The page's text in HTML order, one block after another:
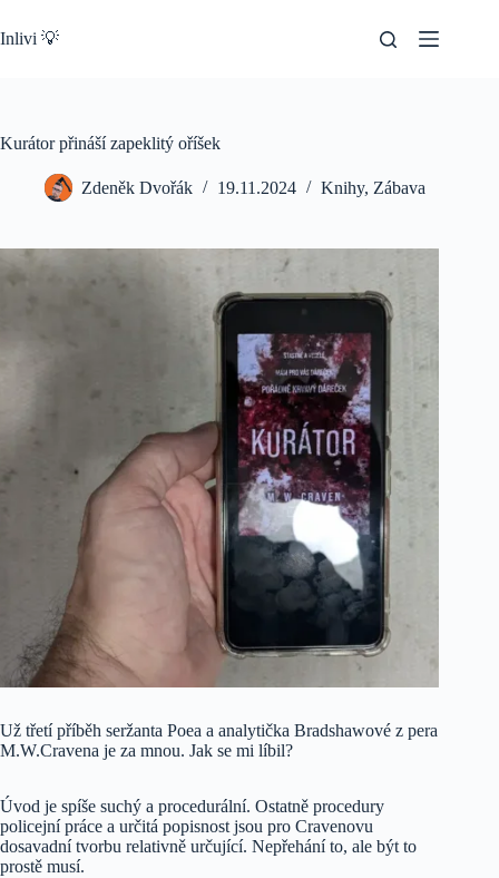
to
content
Inlivi 💡
Kurátor přináší zapeklitý oříšek
Zdeněk Dvořák 19.11.2024 Knihy, Zábava
Už třetí příběh seržanta Poea a analytička Bradshawové z pera
M.W.Cravena je za mnou. Jak se mi líbil?
Úvod je spíše suchý a procedurální. Ostatně procedury
policejní práce a určitá popisnost jsou pro Cravenovu
dosavadní tvorbu relativně určující. Nepřehání to, ale být to
prostě musí.